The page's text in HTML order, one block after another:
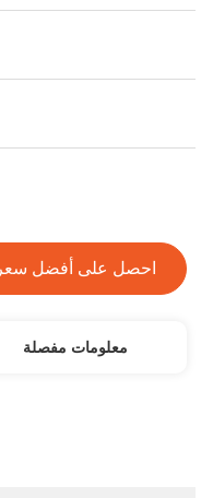
احصل على أفضل سعر
معلومات مفصلة